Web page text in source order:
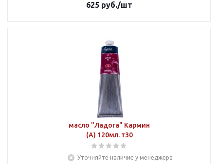
625 руб./шт
масло "Ладога" Кармин
(А) 120мл. т30
Уточняйте наличие у менеджера